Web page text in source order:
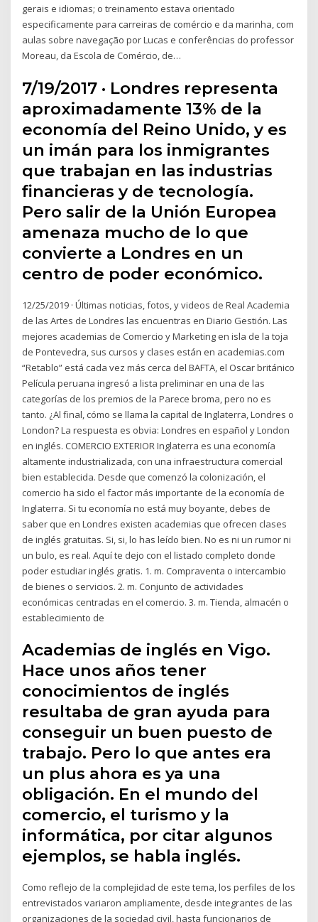
gerais e idiomas; o treinamento estava orientado
especificamente para carreiras de comércio e da marinha, com
aulas sobre navegação por Lucas e conferências do professor
Moreau, da Escola de Comércio, de…
7/19/2017 · Londres representa
aproximadamente 13% de la
economía del Reino Unido, y es
un imán para los inmigrantes
que trabajan en las industrias
financieras y de tecnología.
Pero salir de la Unión Europea
amenaza mucho de lo que
convierte a Londres en un
centro de poder económico.
12/25/2019 · Últimas noticias, fotos, y videos de Real Academia
de las Artes de Londres las encuentras en Diario Gestión. Las
mejores academias de Comercio y Marketing en isla de la toja
de Pontevedra, sus cursos y clases están en academias.com
“Retablo” está cada vez más cerca del BAFTA, el Oscar británico
Película peruana ingresó a lista preliminar en una de las
categorías de los premios de la Parece broma, pero no es
tanto. ¿Al final, cómo se llama la capital de Inglaterra, Londres o
London? La respuesta es obvia: Londres en español y London
en inglés. COMERCIO EXTERIOR Inglaterra es una economía
altamente industrializada, con una infraestructura comercial
bien establecida. Desde que comenzó la colonización, el
comercio ha sido el factor más importante de la economía de
Inglaterra. Si tu economía no está muy boyante, debes de
saber que en Londres existen academias que ofrecen clases
de inglés gratuitas. Si, si, lo has leído bien. No es ni un rumor ni
un bulo, es real. Aquí te dejo con el listado completo donde
poder estudiar inglés gratis. 1. m. Compraventa o intercambio
de bienes o servicios. 2. m. Conjunto de actividades
económicas centradas en el comercio. 3. m. Tienda, almacén o
establecimiento de
Academias de inglés en Vigo.
Hace unos años tener
conocimientos de inglés
resultaba de gran ayuda para
conseguir un buen puesto de
trabajo. Pero lo que antes era
un plus ahora es ya una
obligación. En el mundo del
comercio, el turismo y la
informática, por citar algunos
ejemplos, se habla inglés.
Como reflejo de la complejidad de este tema, los perfiles de los
entrevistados variaron ampliamente, desde integrantes de las
organizaciones de la sociedad civil, hasta funcionarios de